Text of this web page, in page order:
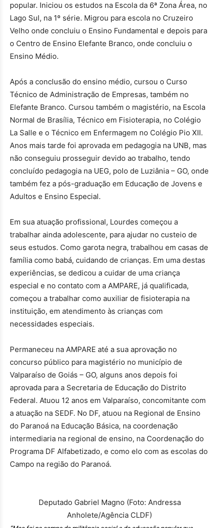
popular. Iniciou os estudos na Escola da 6ª Zona Área, no
Lago Sul, na 1º série. Migrou para escola no Cruzeiro
Velho onde concluiu o Ensino Fundamental e depois para
o Centro de Ensino Elefante Branco, onde concluiu o
Ensino Médio.
Após a conclusão do ensino médio, cursou o Curso
Técnico de Administração de Empresas, também no
Elefante Branco. Cursou também o magistério, na Escola
Normal de Brasília, Técnico em Fisioterapia, no Colégio
La Salle e o Técnico em Enfermagem no Colégio Pio XII.
Anos mais tarde foi aprovada em pedagogia na UNB, mas
não conseguiu prosseguir devido ao trabalho, tendo
concluído pedagogia na UEG, polo de Luziânia – GO, onde
também fez a pós-graduação em Educação de Jovens e
Adultos e Ensino Especial.
Em sua atuação profissional, Lourdes começou a
trabalhar ainda adolescente, para ajudar no custeio de
seus estudos. Como garota negra, trabalhou em casas de
família como babá, cuidando de crianças. Em uma destas
experiências, se dedicou a cuidar de uma criança
especial e no contato com a AMPARE, já qualificada,
começou a trabalhar como auxiliar de fisioterapia na
instituição, em atendimento às crianças com
necessidades especiais.
Permaneceu na AMPARE até a sua aprovação no
concurso público para magistério no município de
Valparaíso de Goiás – GO, alguns anos depois foi
aprovada para a Secretaria de Educação do Distrito
Federal. Atuou 12 anos em Valparaíso, concomitante com
a atuação na SEDF. No DF, atuou na Regional de Ensino
do Paranoá na Educação Básica, na coordenação
intermediaria na regional de ensino, na Coordenação do
Programa DF Alfabetizado, e como elo com as escolas do
Campo na região do Paranoá.
Deputado Gabriel Magno (Foto: Andressa
Anholete/Agência CLDF)